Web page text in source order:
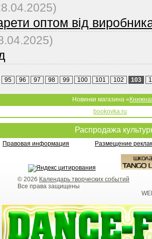
оптом від
95 96 97 98 99 100 101 102 103
Новинки магазина «
bookovka.ru
Распродажа
Правовая информация Размещение
© 2026 Календарь творческих событий
Все права защищены